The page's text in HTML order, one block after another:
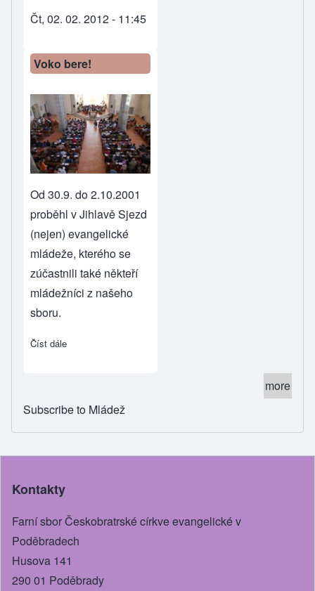
Čt, 02. 02. 2012 - 11:45
Voko bere!
Od 30.9. do 2.10.2001
proběhl v Jihlavě Sjezd
(nejen) evangelické
mládeže, kterého se
zúčastnili také někteří
mládežníci z našeho
sboru.
Číst dále
more
Subscribe to Mládež
Kontakty
Farní sbor Českobratrské církve evangelické v
Poděbradech
Husova 141
290 01 Poděbrady